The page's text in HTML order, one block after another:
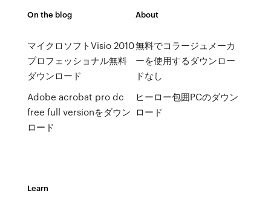
On the blog
マイクロソフトVisio 2010
プロフェッショナル無料
ダウンロード
Adobe acrobat pro dc
free full versionをダウン
ロード
About
無料でコラージュメーカ
ーを使用するダウンロー
ドなし
ヒーロー包囲PCのダウン
ロード
Learn